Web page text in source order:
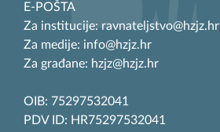
E-POŠTA
Za institucije: ravnateljstvo@hzjz.hr
Za medije: info@hzjz.hr
Za građane: hzjz@hzjz.hr
OIB: 75297532041
PDV ID: HR75297532041